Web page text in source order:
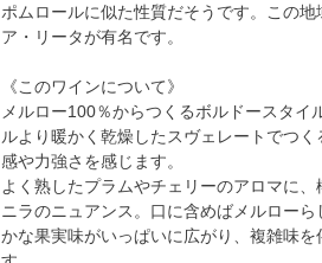
ポムロールに似た性質だそうです。この地
ア・リータが有名です。
《このワインについて》
メルロー100％からつくるボルドースタイ
ルより暖かく乾燥したスヴェレートでつ
感や力強さを感じます。
よく熟したプラムやチェリーのアロマに
ニラのニュアンス。口に含めばメルロー
かな果実味がいっぱいに広がり、複雑味を